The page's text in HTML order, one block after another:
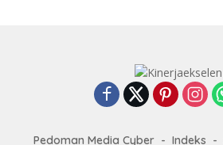
Pedoman Media Cyber Indeks